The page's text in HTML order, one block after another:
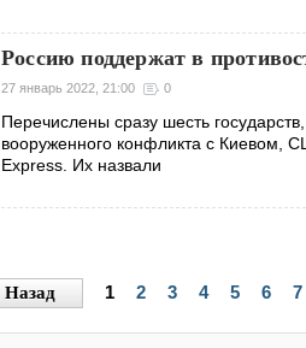
Россию поддержат в
27 январь 2022, 21:00 0
Перечислены сразу шесть
вооруженного конфликта с Киевом,
Express. Их назвали
Назад 1 2 3 4 5 6 7